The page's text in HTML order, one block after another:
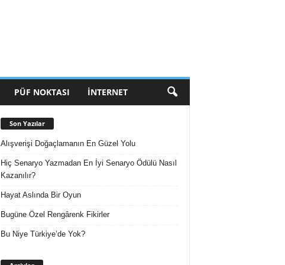
PÜF NOKTASI İNTERNET
Son Yazılar
Alışverişi Doğaçlamanın En Güzel Yolu
Hiç Senaryo Yazmadan En İyi Senaryo Ödülü Nasıl
Kazanılır?
Hayat Aslında Bir Oyun
Bugüne Özel Rengârenk Fikirler
Bu Niye Türkiye’de Yok?